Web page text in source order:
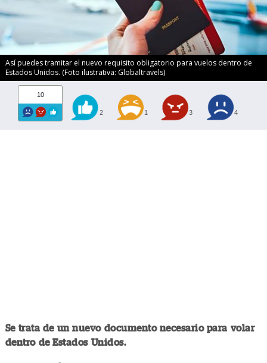
Así puedes tramitar el nuevo requisito obligatorio para vuelos dentro de
Estados Unidos. (Foto ilustrativa: Globaltravels)
10
2 1 3 4
Se trata de un nuevo documento necesario para volar
dentro de Estados Unidos.